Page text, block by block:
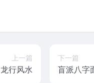
上一篇
龙行风水
下一篇
盲派八字